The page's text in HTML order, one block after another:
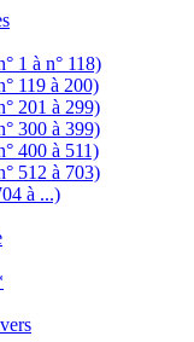
1 à n° 118)
119 à 200)
201 à 299)
300 à 399)
400 à 511)
512 à 703)
à ...)